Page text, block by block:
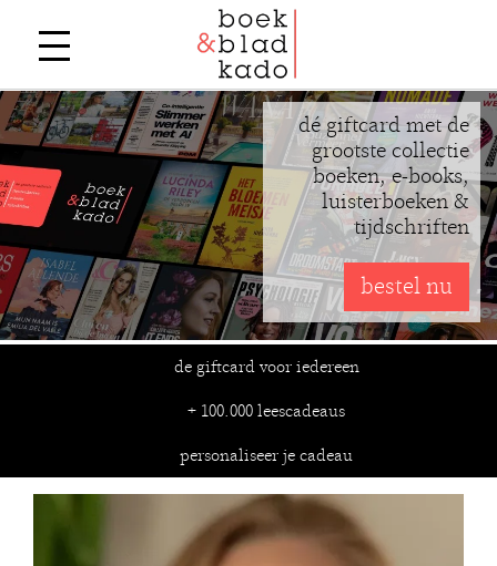
dé giftcard met de
grootste collectie
boeken, e-books,
luisterboeken &
tijdschriften
bestel nu
de giftcard voor iedereen
+ 100.000 leescadeaus
personaliseer je cadeau